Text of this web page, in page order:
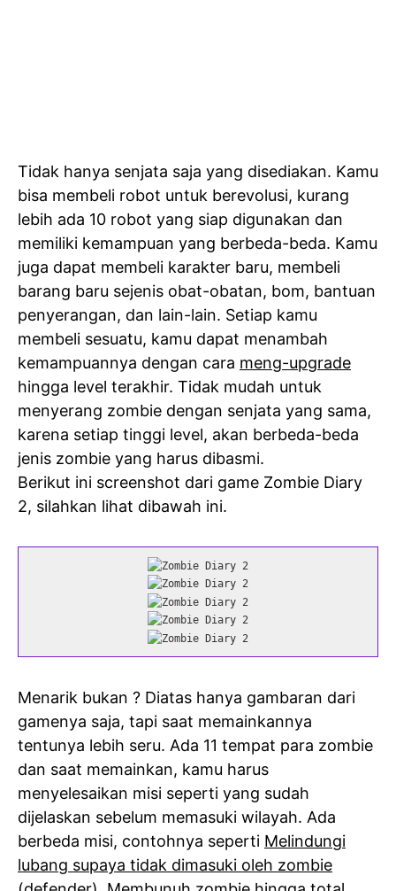
Tidak hanya senjata saja yang disediakan. Kamu
bisa membeli robot untuk berevolusi, kurang
lebih ada 10 robot yang siap digunakan dan
memiliki kemampuan yang berbeda-beda. Kamu
juga dapat membeli karakter baru, membeli
barang baru sejenis obat-obatan, bom, bantuan
penyerangan, dan lain-lain. Setiap kamu
membeli sesuatu, kamu dapat menambah
kemampuannya dengan cara meng-upgrade
hingga level terakhir. Tidak mudah untuk
menyerang zombie dengan senjata yang sama,
karena setiap tinggi level, akan berbeda-beda
jenis zombie yang harus dibasmi.
Berikut ini screenshot dari game Zombie Diary
2, silahkan lihat dibawah ini.
Menarik bukan ? Diatas hanya gambaran dari
gamenya saja, tapi saat memainkannya
tentunya lebih seru. Ada 11 tempat para zombie
dan saat memainkan, kamu harus
menyelesaikan misi seperti yang sudah
dijelaskan sebelum memasuki wilayah. Ada
berbeda misi, contohnya seperti Melindungi
lubang supaya tidak dimasuki oleh zombie